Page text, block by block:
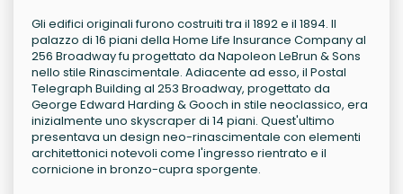
Gli edifici originali furono costruiti tra il 1892 e il 1894. Il
palazzo di 16 piani della Home Life Insurance Company al
256 Broadway fu progettato da Napoleon LeBrun & Sons
nello stile Rinascimentale. Adiacente ad esso, il Postal
Telegraph Building al 253 Broadway, progettato da
George Edward Harding & Gooch in stile neoclassico, era
inizialmente uno skyscraper di 14 piani. Quest'ultimo
presentava un design neo-rinascimentale con elementi
architettonici notevoli come l'ingresso rientrato e il
cornicione in bronzo-cupra sporgente.